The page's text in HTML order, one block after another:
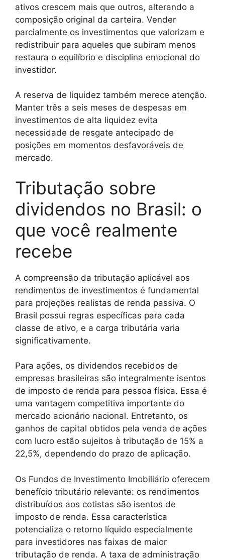
ativos crescem mais que outros, alterando a
composição original da carteira. Vender
parcialmente os investimentos que valorizam e
redistribuir para aqueles que subiram menos
restaura o equilíbrio e disciplina emocional do
investidor.
A reserva de liquidez também merece atenção.
Manter três a seis meses de despesas em
investimentos de alta liquidez evita
necessidade de resgate antecipado de
posições em momentos desfavoráveis de
mercado.
Tributação sobre
dividendos no Brasil: o
que você realmente
recebe
A compreensão da tributação aplicável aos
rendimentos de investimentos é fundamental
para projeções realistas de renda passiva. O
Brasil possui regras específicas para cada
classe de ativo, e a carga tributária varia
significativamente.
Para ações, os dividendos recebidos de
empresas brasileiras são integralmente isentos
de imposto de renda para pessoa física. Essa é
uma vantagem competitiva importante do
mercado acionário nacional. Entretanto, os
ganhos de capital obtidos pela venda de ações
com lucro estão sujeitos à tributação de 15% a
22,5%, dependendo do prazo de aplicação.
Os Fundos de Investimento Imobiliário oferecem
benefício tributário relevante: os rendimentos
distribuídos aos cotistas são isentos de
imposto de renda. Essa característica
potencializa o retorno líquido especialmente
para investidores nas faixas de maior
tributação de renda. A taxa de administração